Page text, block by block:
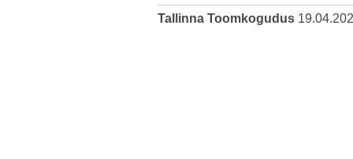
Tallinna Toomkogudus